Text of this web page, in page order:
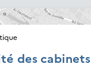
des cabinets